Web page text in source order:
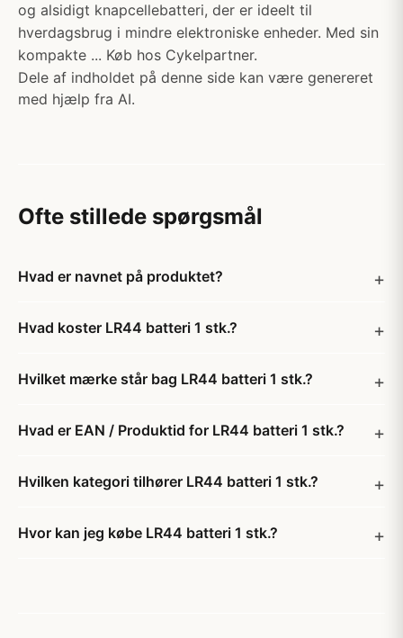
og alsidigt knapcellebatteri, der er ideelt til
hverdagsbrug i mindre elektroniske enheder. Med sin
kompakte ... Køb hos Cykelpartner.
Dele af indholdet på denne side kan være genereret
med hjælp fra AI.
Ofte stillede spørgsmål
Hvad er navnet på produktet?
Hvad koster LR44 batteri 1 stk.?
Hvilket mærke står bag LR44 batteri 1 stk.?
Hvad er EAN / Produktid for LR44 batteri 1 stk.?
Hvilken kategori tilhører LR44 batteri 1 stk.?
Hvor kan jeg købe LR44 batteri 1 stk.?